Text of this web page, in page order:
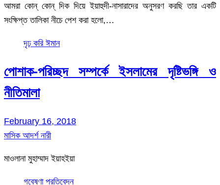
আমরা কোন্ কোন্ দিক দিয়ে ইয়াহুদী-নাসারাদের অনুসরণ করছি তার একটি
সংক্ষিপ্ত তালিকা নীচে পেশ করা হলো,…
দৃঢ় করি ঈমান
পোশাক-পরিচ্ছদ সম্পর্কে ইসলামের দৃষ্টিভঙ্গি ও
নীতিমালা
February 16, 2018
মাসিক আদর্শ নারী
মাওলানা মুহাম্মাদ ইয়াহইয়া
গবেষণা প্রতিবেদন